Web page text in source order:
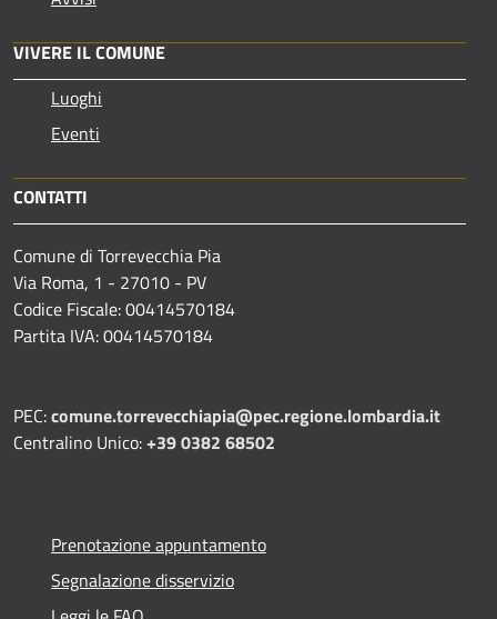
VIVERE IL COMUNE
Luoghi
Eventi
CONTATTI
Comune di Torrevecchia Pia
Via Roma, 1 - 27010 - PV
Codice Fiscale: 00414570184
Partita IVA: 00414570184
PEC:comune.torrevecchiapia@pec.regione.lombardia.it
Centralino Unico:+39 0382 68502
Prenotazione appuntamento
Segnalazione disservizio